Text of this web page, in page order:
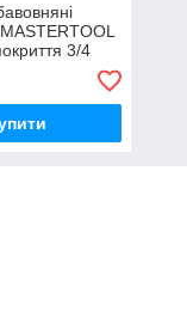
3/4
манжет 8"